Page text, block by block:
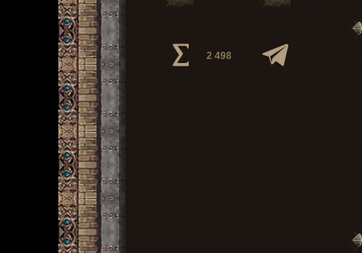
2 498